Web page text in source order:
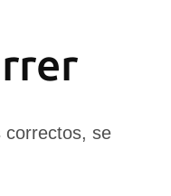
correctos, se